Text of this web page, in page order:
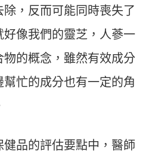
，反而可能同時喪失了
像我們的靈芝，人蔘一
的概念，雖然有效成分
忙的成分也有一定的角
品的評估要點中，醫師